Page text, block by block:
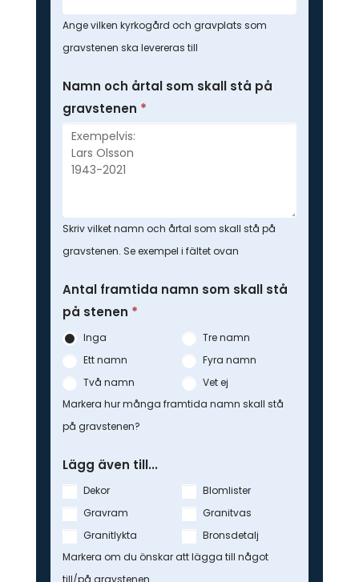
Ange vilken kyrkogård och gravplats som
gravstenen ska levereras till
Namn och årtal som skall stå på
gravstenen *
Skriv vilket namn och årtal som skall stå på
gravstenen. Se exempel i fältet ovan
Antal framtida namn som skall stå
på stenen *
Inga
Tre namn
Ett namn
Fyra namn
Två namn
Vet ej
Markera hur många framtida namn skall stå
på gravstenen?
Lägg även till...
Dekor
Blomlister
Gravram
Granitvas
Granitlykta
Bronsdetalj
Markera om du önskar att lägga till något
till/på gravstenen